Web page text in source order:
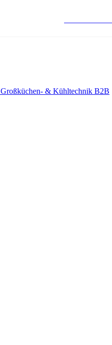
Großküchen- & Kühltechnik B2B